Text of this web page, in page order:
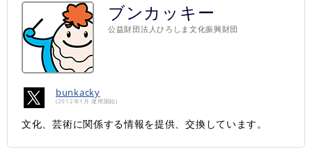
ブンカッキー
公益財団法人ひろしま文化振興財団
bunkacky
(2012年1月 運用開始)
文化、芸術に関係する情報を提供、交換しています。